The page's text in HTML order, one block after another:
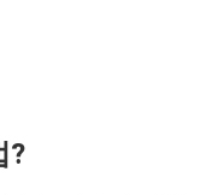
?